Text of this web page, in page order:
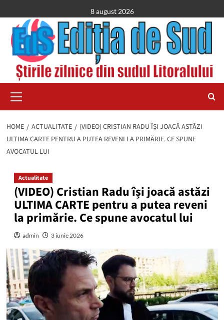
to
content
8 august 2026
Menu
HOME ACTUALITATE
(VIDEO) CRISTIAN RADU ÎȘI JOACĂ ASTĂZI
ULTIMA CARTE PENTRU A PUTEA REVENI LA PRIMĂRIE. CE SPUNE
AVOCATUL LUI
Actualitate
(VIDEO) Cristian Radu își joacă astăzi
ULTIMA CARTE pentru a putea reveni
la primărie. Ce spune avocatul lui
admin 3 iunie 2026